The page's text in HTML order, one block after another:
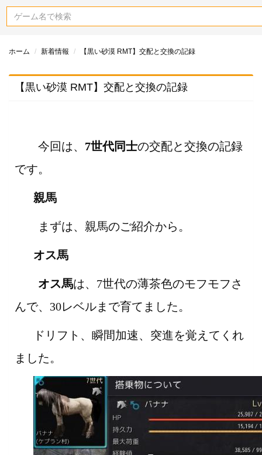
ホーム 新着情報 【黒い砂漠 RMT】交配と交換の記録
【黒い砂漠 RMT】交配と交換の記録
今回は、 7世代同士の交配と交換の記録
です。
親馬
まずは、親馬のご紹介から。
オス馬
オス馬は、7世代の薄茶色のモフモフさ
んで、30レベルまで育てました。
ドリフト、瞬間加速、突進を覚えてくれ
ました。